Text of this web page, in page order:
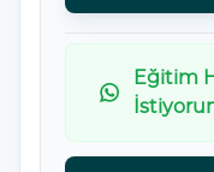
Eğitim